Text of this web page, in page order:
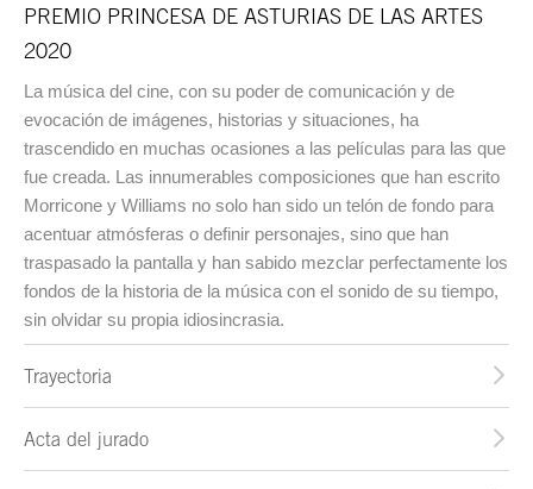
PREMIO PRINCESA DE ASTURIAS DE LAS ARTES
2020
La música del cine, con su poder de comunicación y de
evocación de imágenes, historias y situaciones, ha
trascendido en muchas ocasiones a las películas para las que
fue creada. Las innumerables composiciones que han escrito
Morricone y Williams no solo han sido un telón de fondo para
acentuar atmósferas o definir personajes, sino que han
traspasado la pantalla y han sabido mezclar perfectamente los
fondos de la historia de la música con el sonido de su tiempo,
sin olvidar su propia idiosincrasia.
Trayectoria
Acta del jurado